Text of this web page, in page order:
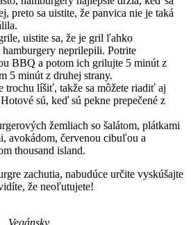
preto sa uistite, že panvica nie je taká
uistite sa, že je gril ľahko
neprilepili. Potrite
BBQ a potom ich grilujte 5 minút z
5 minút z druhej strany.
trochu líšiť, takže sa môžete riadiť aj
sú, keď sú pekne prepečené z
žemliach so šalátom, plátkami
avokádom, červenou cibuľou a
thousand island.
zachutia, nabudúce určite vyskúšajte
že neoľutujete!
Vegánsky